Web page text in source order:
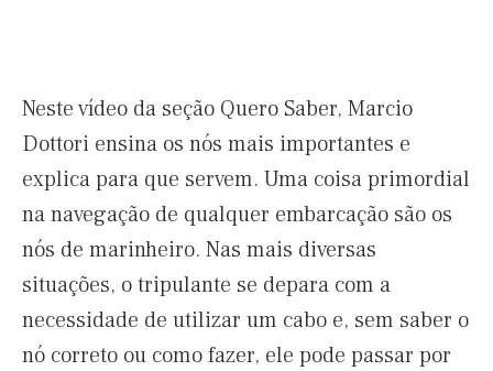
Neste vídeo da seção Quero Saber, Marcio
Dottori ensina os nós mais importantes e
explica para que servem. Uma coisa primordial
na navegação de qualquer embarcação são os
nós de marinheiro. Nas mais diversas
situações, o tripulante se depara com a
necessidade de utilizar um cabo e, sem saber o
nó correto ou como fazer, ele pode passar por